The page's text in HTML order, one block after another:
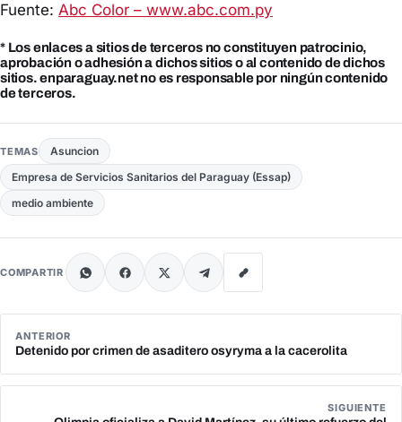
Fuente: Abc Color – www.abc.com.py
* Los enlaces a sitios de terceros no constituyen patrocinio,
aprobación o adhesión a dichos sitios o al contenido de dichos
sitios. enparaguay.net no es responsable por ningún contenido
de terceros.
TEMAS
Asuncion
Empresa de Servicios Sanitarios del Paraguay (Essap)
medio ambiente
COMPARTIR
ANTERIOR
Detenido por crimen de asaditero osyryma a la cacerolita
SIGUIENTE